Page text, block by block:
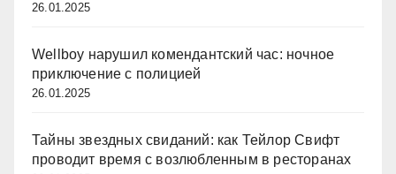
26.01.2025
Wellboy нарушил комендантский час: ночное
приключение с полицией
26.01.2025
Тайны звездных свиданий: как Тейлор Свифт
проводит время с возлюбленным в ресторанах